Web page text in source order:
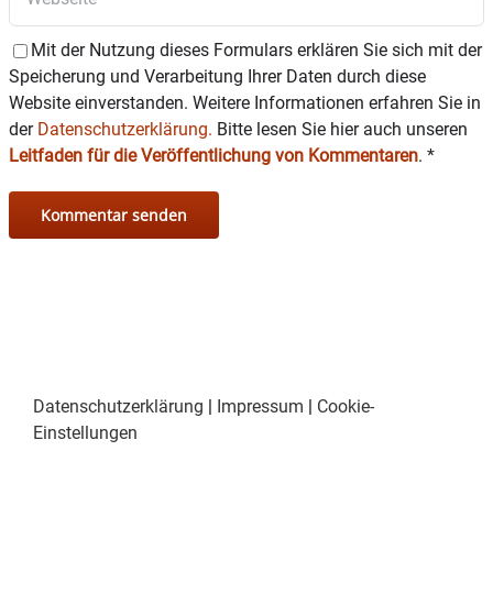
Mit der Nutzung dieses Formulars erklären Sie sich mit der
Speicherung und Verarbeitung Ihrer Daten durch diese
Website einverstanden. Weitere Informationen erfahren Sie in
der Datenschutzerklärung. Bitte lesen Sie hier auch unseren
Leitfaden für die Veröffentlichung von Kommentaren. *
Datenschutzerklärung | Impressum | Cookie-
Einstellungen